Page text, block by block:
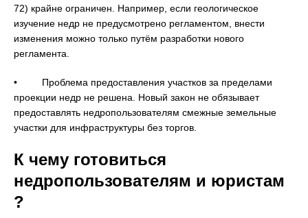
72) крайне ограничен. Например, если геологическое
изучение недр не предусмотрено регламентом, внести
изменения можно только путём разработки нового
регламента.
• Проблема предоставления участков за пределами
проекции недр не решена. Новый закон не обязывает
предоставлять недропользователям смежные земельные
участки для инфраструктуры без торгов.
К чему готовиться
недропользователям и юристам
?